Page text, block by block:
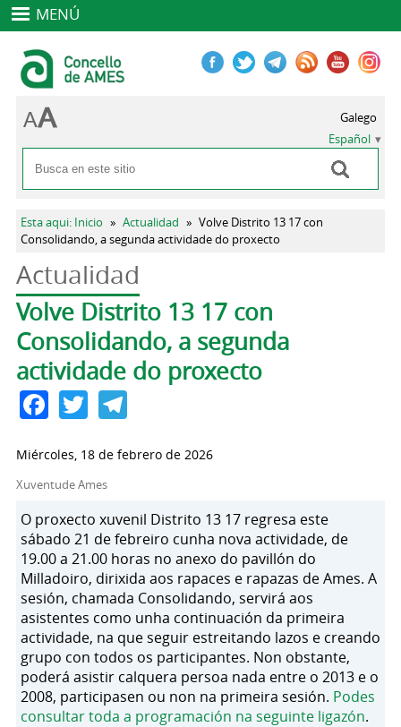
MENÚ
Formulario de búsqueda
Buscar
Galego
Español
Se encuentra usted aquí
Esta aqui: Inicio » Actualidad » Volve Distrito 13 17 con
Consolidando, a segunda actividade do proxecto
Actualidad
Solapas principales
Volve Distrito 13 17 con
Consolidando, a segunda
actividade do proxecto
Facebook
TwitterTelegram
Miércoles, 18 de febrero de 2026
Xuventude Ames
O proxecto xuvenil Distrito 13 17 regresa este
sábado 21 de febreiro cunha nova actividade, de
19.00 a 21.00 horas no anexo do pavillón do
Milladoiro, dirixida aos rapaces e rapazas de Ames. A
sesión, chamada Consolidando, servirá aos
asistentes como unha continuación da primeira
actividade, na que seguir estreitando lazos e creando
grupo con todos os participantes. Non obstante,
poderá asistir calquera persoa nada entre o 2013 e o
2008, participasen ou non na primeira sesión. Podes
consultar toda a programación na seguinte ligazón.